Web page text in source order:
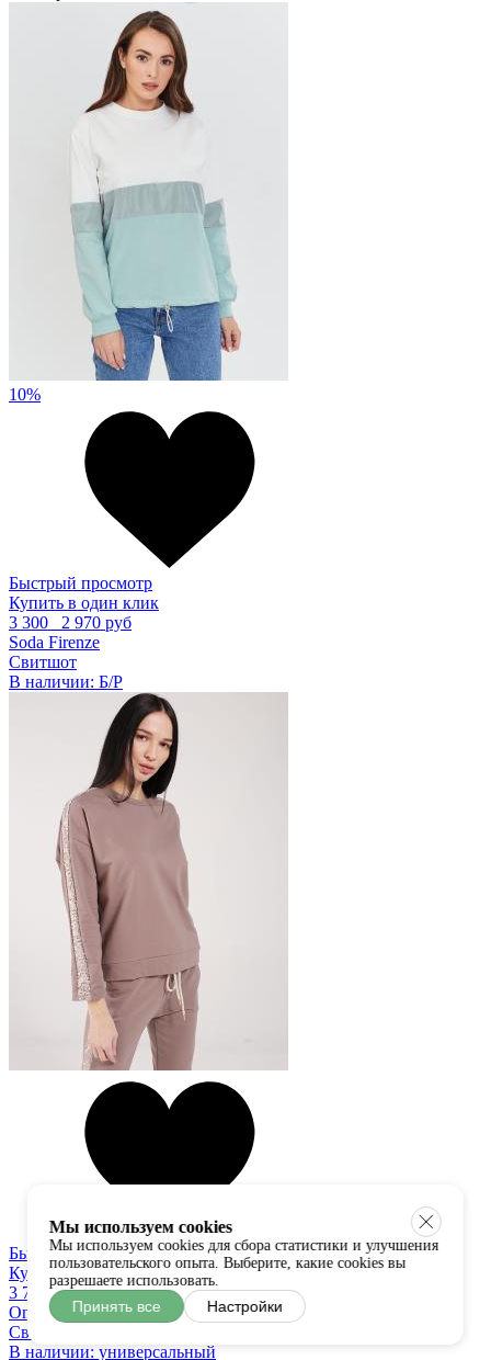
10%
Быстрый просмотр
Купить в один клик
3 300
2 970 руб
Soda Firenze
Свитшот
В наличии: Б/Р
Быстрый просмотр
Купить в один клик
3 750 руб
One Love
Свитшот
В наличии: универсальный
Мы используем cookies
Мы используем cookies для сбора статистики и улучшения
пользовательского опыта. Выберите, какие cookies вы
разрешаете использовать.
Принять все Настройки